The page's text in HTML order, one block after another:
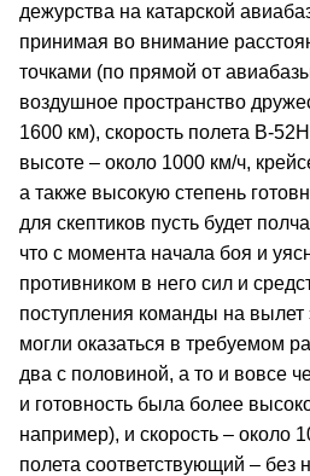
дежурства на катарской
принимая во внимание
точками (по прямой от
воздушное пространство
1600 км), скорость полета В-
высоте – около 1000 км/ч,
а также высокую степень
для скептиков пусть будет
что с момента начала боя и
противником в него сил и
поступления команды на вылет
могли оказаться в требуемом
два с половиной, а то и вовсе
и готовность была более
например), и скорость – около
полета соответствующий – без